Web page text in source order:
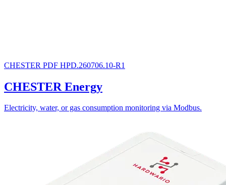
CHESTER PDF HPD.260706.10-R1
CHESTER Energy
Electricity, water, or gas consumption monitoring via Modbus.